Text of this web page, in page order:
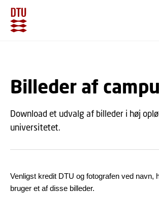
Billeder af
Download et udvalg af billeder i høj
universitetet.
Venligst kredit DTU og fotografen ved navn,
bruger et af disse billeder.